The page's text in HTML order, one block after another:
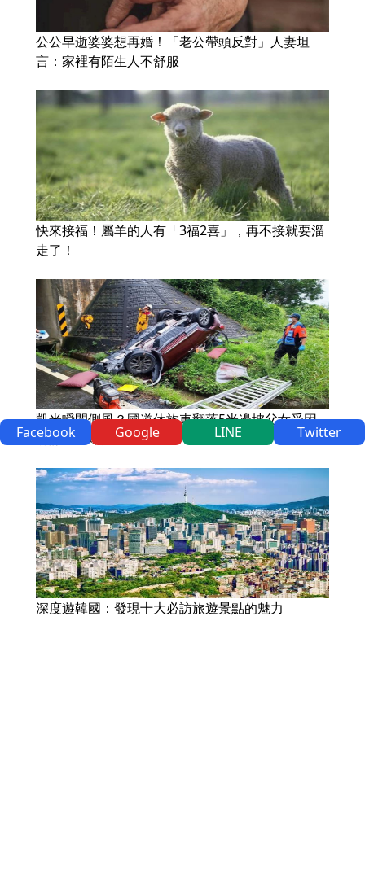
公公早逝婆婆想再婚！「老公帶頭反對」人妻坦
言：家裡有陌生人不舒服
快來接福！屬羊的人有「3福2喜」，再不接就要溜
走了！
凱米瞬間側風？國道休旅車翻落5米邊坡父女受困
驚險畫面曝光
深度遊韓國：發現十大必訪旅遊景點的魅力
Facebook Google LINE Twitter